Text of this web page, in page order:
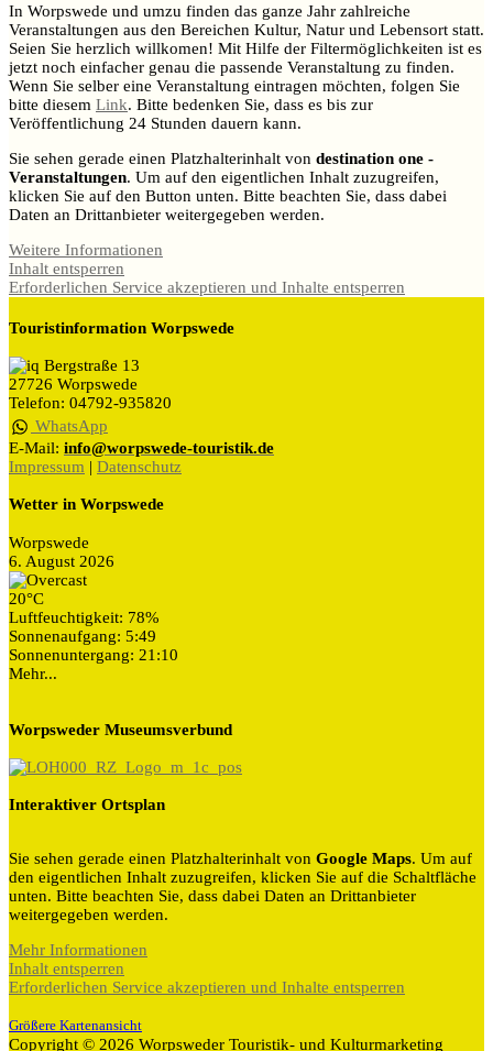
In Worpswede und umzu finden das ganze Jahr zahlreiche
Veranstaltungen aus den Bereichen Kultur, Natur und Lebensort statt.
Seien Sie herzlich willkomen! Mit Hilfe der Filtermöglichkeiten ist es
jetzt noch einfacher genau die passende Veranstaltung zu finden.
Wenn Sie selber eine Veranstaltung eintragen möchten, folgen Sie
bitte diesem Link. Bitte bedenken Sie, dass es bis zur
Veröffentlichung 24 Stunden dauern kann.
Sie sehen gerade einen Platzhalterinhalt von destination one -
Veranstaltungen. Um auf den eigentlichen Inhalt zuzugreifen,
klicken Sie auf den Button unten. Bitte beachten Sie, dass dabei
Daten an Drittanbieter weitergegeben werden.
Weitere Informationen
Inhalt entsperren
Erforderlichen Service akzeptieren und Inhalte entsperren
Touristinformation Worpswede
Bergstraße 13
27726 Worpswede
Telefon: 04792-935820
WhatsApp
E-Mail: info@worpswede-touristik.de
Impressum | Datenschutz
Wetter in Worpswede
Worpswede
6. August 2026
20°C
Luftfeuchtigkeit: 78%
Sonnenaufgang: 5:49
Sonnenuntergang: 21:10
Mehr...
Worpsweder Museumsverbund
Interaktiver Ortsplan
Sie sehen gerade einen Platzhalterinhalt von Google Maps. Um auf
den eigentlichen Inhalt zuzugreifen, klicken Sie auf die Schaltfläche
unten. Bitte beachten Sie, dass dabei Daten an Drittanbieter
weitergegeben werden.
Mehr Informationen
Inhalt entsperren
Erforderlichen Service akzeptieren und Inhalte entsperren
Größere Kartenansicht
Copyright © 2026 Worpsweder Touristik- und Kulturmarketing